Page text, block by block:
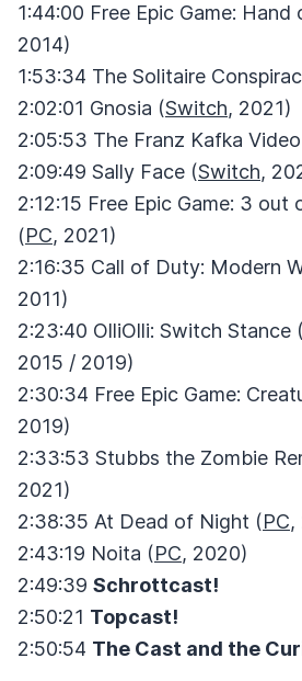
1:44:00 Free Epic Game: Hand
2014)
1:53:34 The Solitaire
2:02:01 Gnosia (Switch, 2021)
2:05:53 The Franz Kafka
2:09:49 Sally Face (Switch,
2:12:15 Free Epic Game: 3 out
(PC, 2021)
2:16:35 Call of Duty: Modern
2011)
2:23:40 OlliOlli: Switch Stance (
2015 / 2019)
2:30:34 Free Epic Game:
2019)
2:33:53 Stubbs the Zombie
2021)
2:38:35 At Dead of Night (PC,
2:43:19 Noita (PC, 2020)
2:49:39 Schrottcast!
2:50:21 Topcast!
2:50:54 The Cast and the